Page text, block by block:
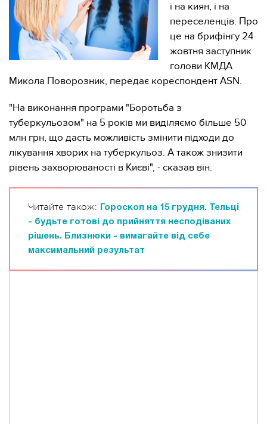
і на киян, і на
переселенців. Про
це на брифінгу 24
жовтня заступник
голови КМДА
Микола Поворозник, передає кореспондент ASN.
"На виконання програми "Боротьба з
туберкульозом" на 5 років ми виділяємо більше 50
млн грн, що дасть можливість змінити підходи до
лікування хворих на туберкульоз. А також знизити
рівень захворюваності в Києві", - сказав він.
Читайте також:
Гороскоп на 15 грудня. Тельці
- будьте готові до прийняття несподіваних
рішень. Близнюки - вимагайте від себе
максимальний результат